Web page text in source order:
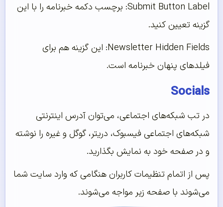
Submit Button Label: برچسب دکمه خبرنامه را با این
گزینه تعیین کنید.
Newsletter Hidden Fields: این گزینه هم برای
فیلدهای پنهان خبرنامه است.
Socials
در تب شبکه‌های اجتماعی، می‌توان آدرس اینترنتی
شبکه‌های اجتماعی فیسبوک، دریتر، گوگل و غیره را نوشته
و در صفحه خود به نمایش بگذارید.
پس از اتمام تنظیمات کاربران هنگامی که وارد سایت شما
می‌شوند با صفحه زیر مواجه می‌شوند.